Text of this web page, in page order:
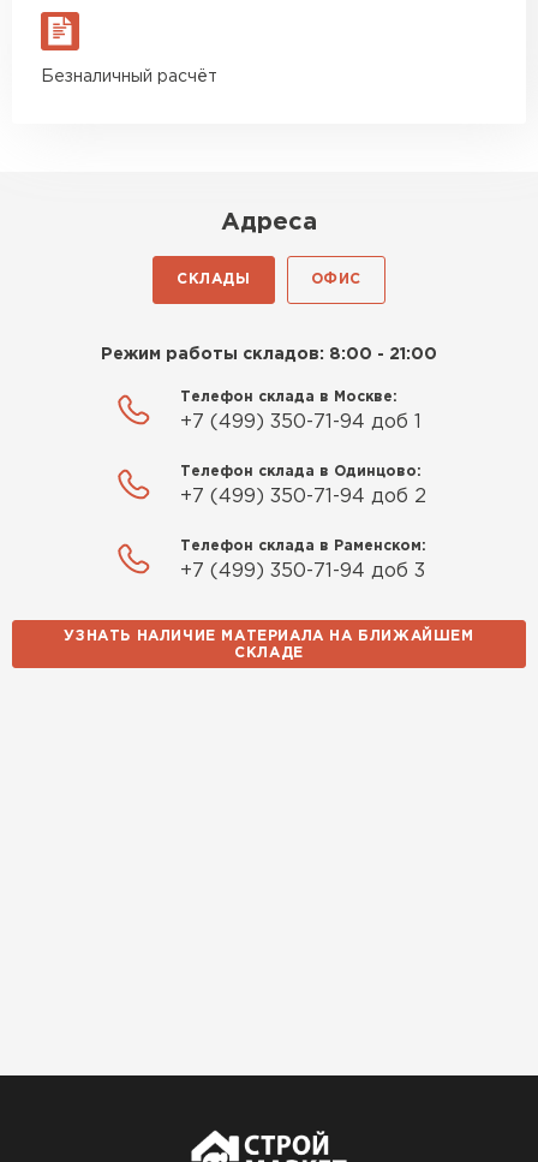
Безналичный расчёт
Адреса
СКЛАДЫ ОФИС
Режим работы складов: 8:00 - 21:00
Телефон склада в Москве:
+7 (499) 350-71-94 доб 1
Телефон склада в Одинцово:
+7 (499) 350-71-94 доб 2
Телефон склада в Раменском:
+7 (499) 350-71-94 доб 3
УЗНАТЬ НАЛИЧИЕ МАТЕРИАЛА НА БЛИЖАЙШЕМ
СКЛАДЕ